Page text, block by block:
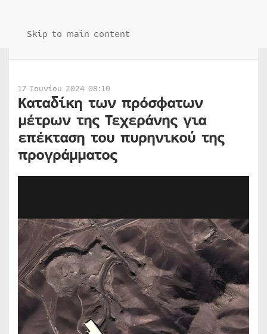
Skip to main content
17 Ιουνίου 2024 08:10
Καταδίκη των πρόσφατων
μέτρων της Τεχεράνης για
επέκταση του πυρηνικού της
προγράμματος